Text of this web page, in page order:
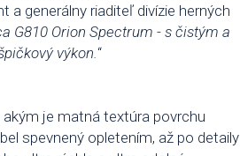
a generálny riaditeľ divízie herných
G810 Orion Spectrum - s čistým a
výkon. “
je matná textúra povrchu
spevnený opletením, až po detaily